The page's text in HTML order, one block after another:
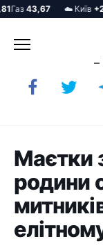
43,67 ☁️ Київ+29°
до
–
Маєтки
родини